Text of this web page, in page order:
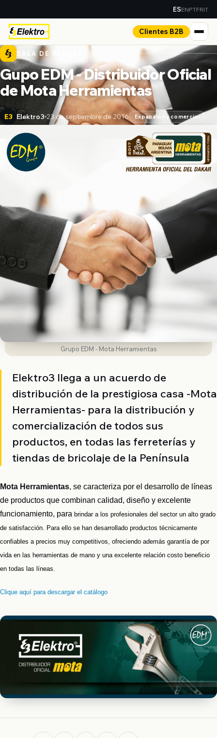
ESENPTFRIT
Clientes B2B
SALA DE PRENSA
Gupo EDM - Distribuidor Oficial
de Mota Herramientas
E3 Elektro3 23 de septiembre de 2016 Expansión y comercial
Grupo EDM - Mota Herramientas
Elektro3 llega a un acuerdo de
distribución de la prestigiosa casa -Mota
Herramientas- para la distribución y
comercialización de todos sus
productos, en todas las ferreterías y
tiendas de bricolaje de la Península
Mota Herramientas, se caracteriza por el desarrollo de líneas
de productos que combinan calidad, diseño y excelente
funcionamiento, para brindar a los profesionales del sector un alto grado
de satisfacción. Para ello se han desarrollado productos técnicamente
confiables a precios muy competitivos, ofreciendo además garantía de por
vida en las herramientas de mano y una excelente relación costo beneficio
en todas las líneas.
Clique aquí para descargar el catálogo